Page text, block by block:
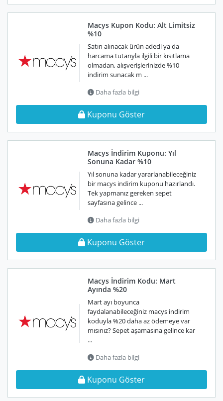
Macys Kupon Kodu: Alt Limitsiz
%10
Satın alınacak ürün adedi ya da
harcama tutarıyla ilgili bir kısıtlama
olmadan, alışverişlerinizde %10
indirim sunacak m ...
Daha fazla bilgi
Kuponu Göster
Macys İndirim Kuponu: Yıl
Sonuna Kadar %10
Yıl sonuna kadar yararlanabileceğiniz
bir macys indirim kuponu hazırlandı.
Tek yapmanız gereken sepet
sayfasına gelince ...
Daha fazla bilgi
Kuponu Göster
Macys İndirim Kodu: Mart
Ayında %20
Mart ayı boyunca
faydalanabileceğiniz macys indirim
koduyla %20 daha az ödemeye var
mısınız? Sepet aşamasına gelince kar
...
Daha fazla bilgi
Kuponu Göster